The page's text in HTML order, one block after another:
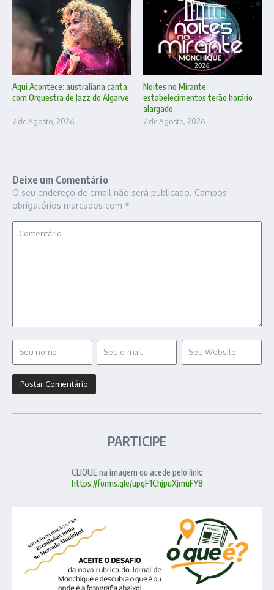
Aqui Acontece: australiana canta
com Orquestra de Jazz do Algarve
...
7 de Agosto, 2026
Noites no Mirante:
estabelecimentos terão horário
alargado
7 de Agosto, 2026
Deixe um Comentário
O seu endereço de email não será publicado. Campos
obrigatórios marcados com *
PARTICIPE
CLIQUE na imagem ou acede pelo link:
https://forms.gle/upgF1ChjpuXjmuFY8